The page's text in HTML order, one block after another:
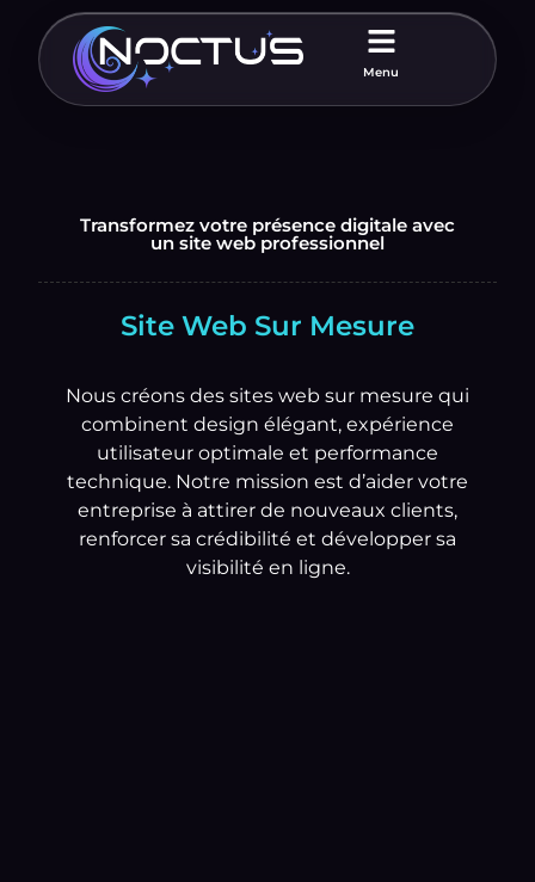
Menu
Transformez votre présence digitale avec
un site web professionnel
Site Web Sur Mesure
Nous créons des sites web sur mesure qui
combinent design élégant, expérience
utilisateur optimale et performance
technique. Notre mission est d’aider votre
entreprise à attirer de nouveaux clients,
renforcer sa crédibilité et développer sa
visibilité en ligne.